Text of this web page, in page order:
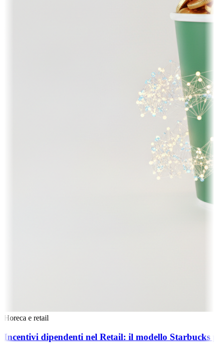
Horeca e retail
Incentivi dipendenti nel Retail: il modello Starbucks